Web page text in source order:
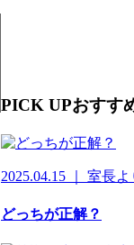
PICK UPおすす
2025.04.15 ｜ 室長よ
どっちが正解？